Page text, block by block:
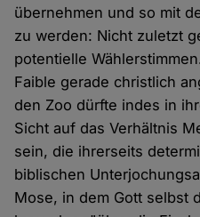
übernehmen und so mit
zu werden: Nicht zuletzt
potentielle
Faible gerade christlich
den Zoo dürfte indes in
Sicht auf das Verhältnis
sein, die ihrerseits
biblischen
Mose, in dem Gott selbst